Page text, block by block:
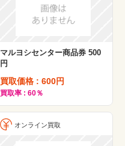
マルヨシセンター商品券 500
円
買取価格 : 600円
買取率 : 60％
オンライン買取